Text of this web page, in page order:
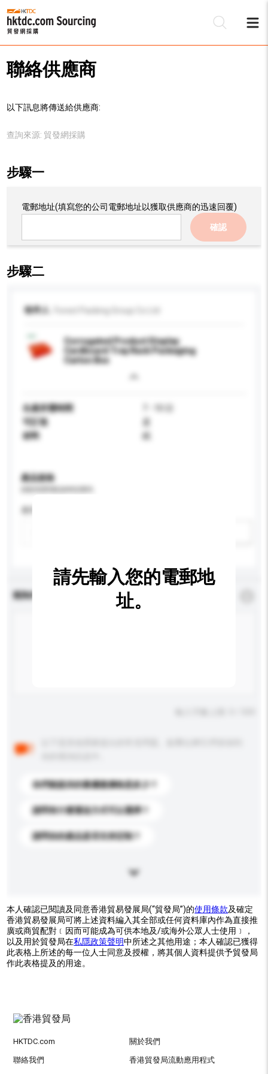
聯絡供應商
以下訊息將傳送給供應商:
查詢來源: 貿發網採購
步驟一
電郵地址(填寫您的公司電郵地址以獲取供應商的迅速回覆)
確認
步驟二
收件人
Corrugated Product Display
Cardboard Tray Rack Packaging
Carton Box
生產所需時間
可訂造
是
材料
紙
產品規格
查詢內容
你們能提供的最優惠價格是多少？
請問有什麼運送方式可以選擇？
請問你的產品是否支持定制？
請先輸入您的電郵地
址。
本人確認已閱讀及同意香港貿易發展局(“貿發局”)的使用條款及確定
香港貿易發展局可將上述資料編入其全部或任何資料庫內作為直接推
廣或商貿配對﹝因而可能成為可供本地及/或海外公眾人士使用﹞，
以及用於貿發局在私隱政策聲明中所述之其他用途；本人確認已獲得
此表格上所述的每一位人士同意及授權，將其個人資料提供予貿發局
作此表格提及的用途。
HKTDC.com 關於我們
聯絡我們 香港貿發局流動應用程式